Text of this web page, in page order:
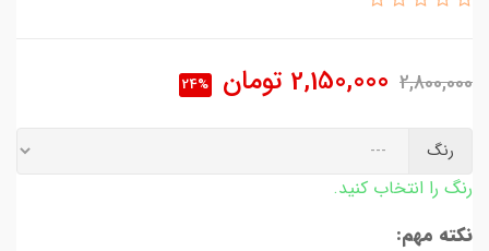
2,800,000
2,150,000 تومان 24%
رنگ
رنگ را انتخاب کنید.
نکته مهم: